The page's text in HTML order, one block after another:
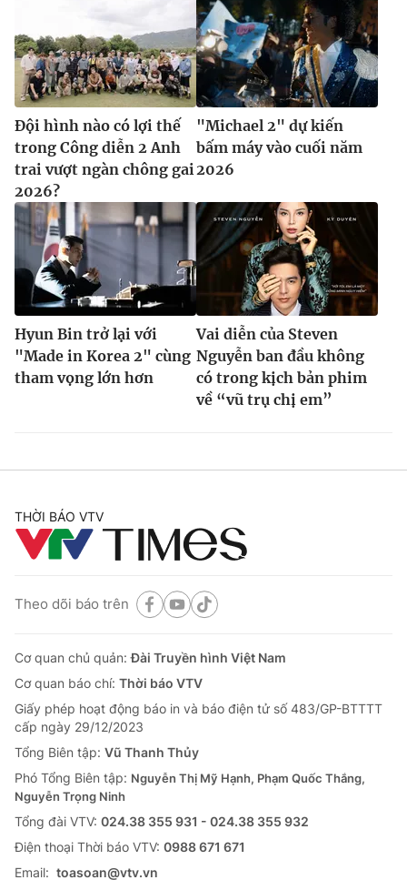
Đội hình nào có lợi thế
trong Công diễn 2 Anh
trai vượt ngàn chông gai
2026?
"Michael 2" dự kiến
bấm máy vào cuối năm
2026
Hyun Bin trở lại với
"Made in Korea 2" cùng
tham vọng lớn hơn
Vai diễn của Steven
Nguyễn ban đầu không
có trong kịch bản phim
về “vũ trụ chị em”
THỜI BÁO VTV
Theo dõi báo trên
Cơ quan chủ quản:Đài Truyền hình Việt Nam
Cơ quan báo chí: Thời báo VTV
Giấy phép hoạt động báo in và báo điện tử số 483/GP-BTTTT
cấp ngày 29/12/2023
Tổng Biên tập: Vũ Thanh Thủy
Phó Tổng Biên tập: Nguyễn Thị Mỹ Hạnh, Phạm Quốc Thắng,
Nguyễn Trọng Ninh
Tổng đài VTV: 024.38 355 931 - 024.38 355 932
Ðiện thoại Thời báo VTV: 0988 671 671
Email: toasoan@vtv.vn